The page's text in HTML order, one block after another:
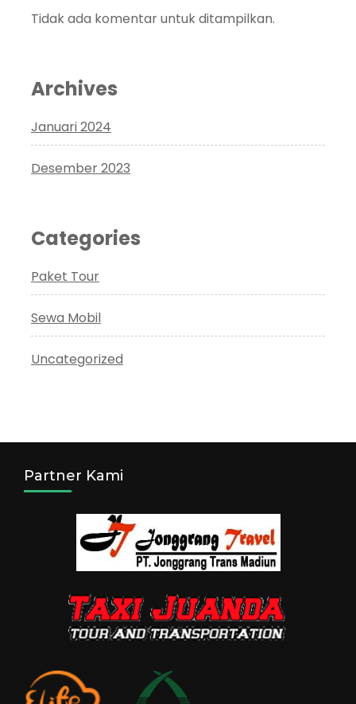
Tidak ada komentar untuk ditampilkan.
Archives
Januari 2024
Desember 2023
Categories
Paket Tour
Sewa Mobil
Uncategorized
Partner Kami